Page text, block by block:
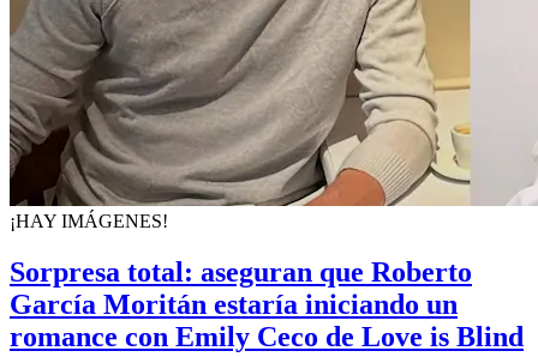
¡HAY IMÁGENES!
Sorpresa total: aseguran que Roberto
García Moritán estaría iniciando un
romance con Emily Ceco de Love is Blind